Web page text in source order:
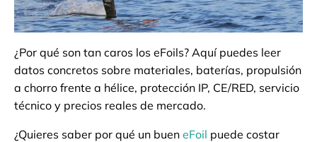
¿Por qué son tan caros los eFoils? Aquí puedes leer
datos concretos sobre materiales, baterías, propulsión
a chorro frente a hélice, protección IP, CE/RED, servicio
técnico y precios reales de mercado.
¿Quieres saber por qué un buen eFoil puede costar